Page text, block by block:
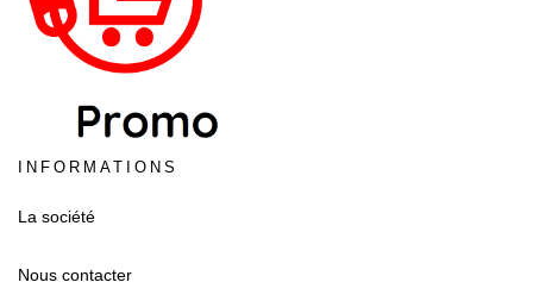
INFORMATIONS
La société
Nous contacter